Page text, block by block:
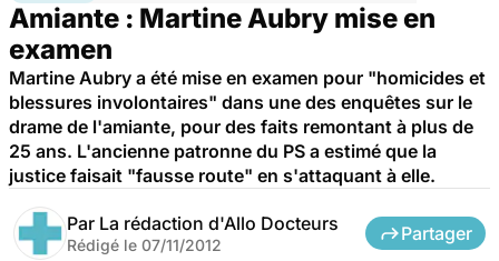
Amiante : Martine Aubry mise en
examen
Martine Aubry a été mise en examen pour "homicides et
blessures involontaires" dans une des enquêtes sur le
drame de l'amiante, pour des faits remontant à plus de
25 ans. L'ancienne patronne du PS a estimé que la
justice faisait "fausse route" en s'attaquant à elle.
Par La rédaction d'Allo Docteurs
Rédigé le 07/11/2012
Partager